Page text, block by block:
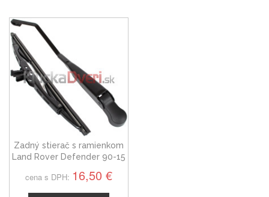
Zadný stierač s ramienkom
Land Rover Defender 90-15
cena s DPH: 16,50 €